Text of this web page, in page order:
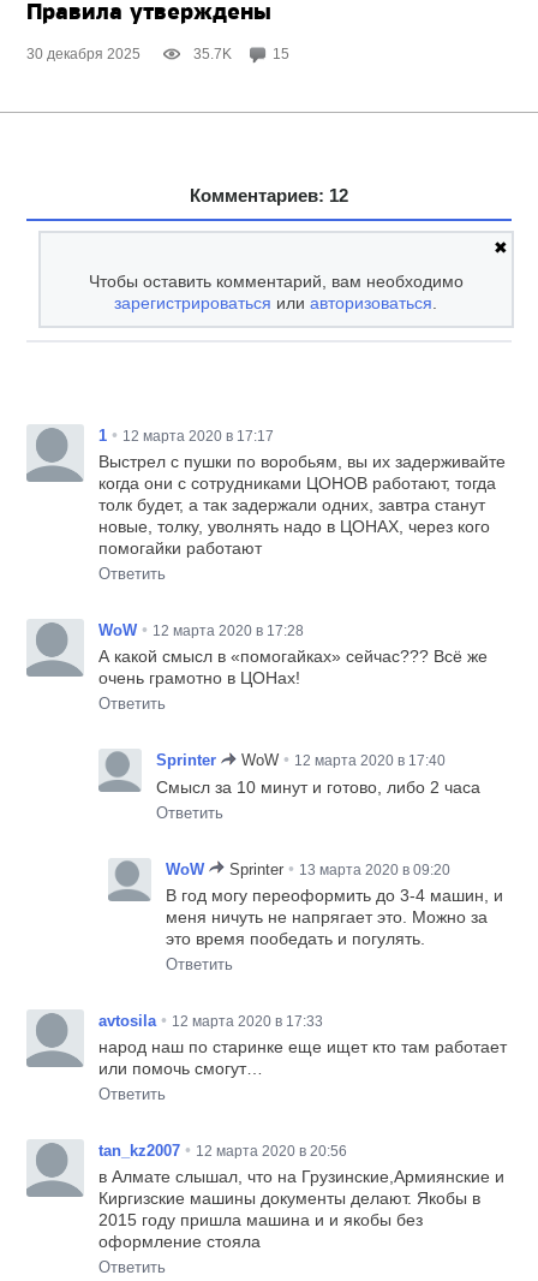
Правила утверждены
30 декабря 2025 35.7K 15
Комментариев: 12
✖
Чтобы оставить комментарий, вам необходимо
зарегистрироваться илиавторизоваться.
1 • 12 марта 2020 в 17:17
Выстрел с пушки по воробьям, вы их задерживайте
когда они с сотрудниками ЦОНОВ работают, тогда
толк будет, а так задержали одних, завтра станут
новые, толку, уволнять надо в ЦОНАХ, через кого
помогайки работают
Ответить
WoW • 12 марта 2020 в 17:28
А какой смысл в «помогайках» сейчас??? Всё же
очень грамотно в ЦОНах!
Ответить
Sprinter WoW • 12 марта 2020 в 17:40
Смысл за 10 минут и готово, либо 2 часа
Ответить
WoW Sprinter • 13 марта 2020 в 09:20
В год могу переоформить до 3-4 машин, и
меня ничуть не напрягает это. Можно за
это время пообедать и погулять.
Ответить
avtosila • 12 марта 2020 в 17:33
народ наш по старинке еще ищет кто там работает
или помочь смогут…
Ответить
tan_kz2007 • 12 марта 2020 в 20:56
в Алмате слышал, что на Грузинские,Армиянские и
Киргизские машины документы делают. Якобы в
2015 году пришла машина и и якобы без
оформление стояла
Ответить